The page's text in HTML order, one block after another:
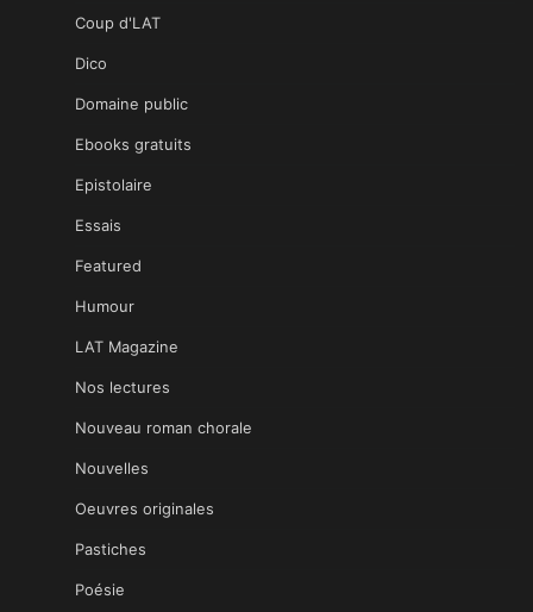
Coup d'LAT
Dico
Domaine public
Ebooks gratuits
Epistolaire
Essais
Featured
Humour
LAT Magazine
Nos lectures
Nouveau roman chorale
Nouvelles
Oeuvres originales
Pastiches
Poésie